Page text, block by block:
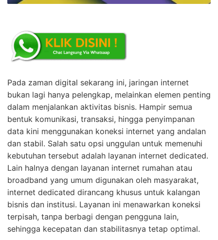
Pada zaman digital sekarang ini, jaringan internet
bukan lagi hanya pelengkap, melainkan elemen penting
dalam menjalankan aktivitas bisnis. Hampir semua
bentuk komunikasi, transaksi, hingga penyimpanan
data kini menggunakan koneksi internet yang andalan
dan stabil. Salah satu opsi unggulan untuk memenuhi
kebutuhan tersebut adalah layanan internet dedicated.
Lain halnya dengan layanan internet rumahan atau
broadband yang umum digunakan oleh masyarakat,
internet dedicated dirancang khusus untuk kalangan
bisnis dan institusi. Layanan ini menawarkan koneksi
terpisah, tanpa berbagi dengan pengguna lain,
sehingga kecepatan dan stabilitasnya tetap optimal.